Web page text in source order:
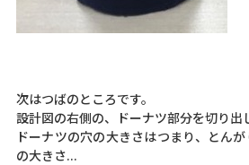
次はつばのところです。
設計図の右側の、ドーナツ部分を切り出
ドーナツの穴の大きさはつまり、とん
の大きさ...